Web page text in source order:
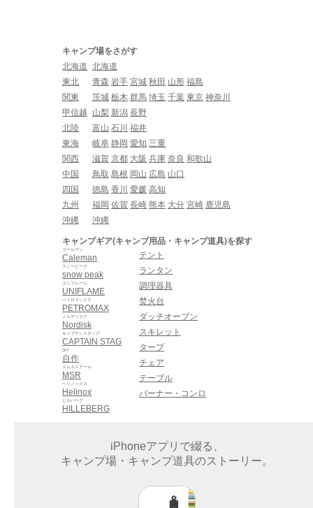
キャンプ場をさがす
北海道 北海道
東北
青森 岩手 宮城 秋田 山形 福島
関東
茨城 栃木 群馬 埼玉 千葉 東京 神奈川
甲信越
山梨 新潟 長野
北陸
富山 石川 福井
東海
岐阜 静岡 愛知 三重
関西
滋賀 京都 大阪 兵庫 奈良 和歌山
中国
鳥取 島根 岡山 広島 山口
四国
徳島 香川 愛媛 高知
九州
福岡 佐賀 長崎 熊本 大分 宮崎 鹿児島
沖縄
沖縄
キャンプギア(キャンプ用品・キャンプ道具)を探す
Caleman
コールマン
snow peak
スノーピーク
UNIFLAME
ユニフレーム
PETROMAX
ペトロマックス
Nordisk
ノルディスク
CAPTAIN STAG
キャプテンスタッグ
自作
DIY
MSR
エムエスアール
Helinox
ヘリノックス
HILLEBERG
ヒルバーグ
テント
ランタン
調理器具
焚火台
ダッチオーブン
スキレット
タープ
チェア
テーブル
バーナー・コンロ
iPhoneアプリで綴る、
キャンプ場・キャンプ道具のストーリー。